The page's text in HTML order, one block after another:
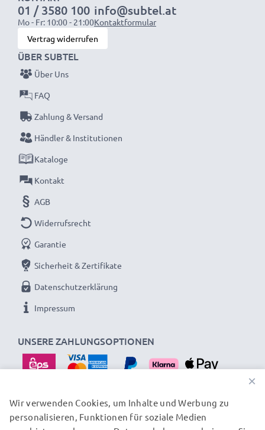
✔Zertifizierter Schutz– Kurzschluss-, Überhitzungs-
& Überspannungsschutz
Hochwertiger Stecker
bruchsicherem Kabel
AC-PW10AM Netzteil / Netzadapter
Marke:
Ausgangsspannung / Output Volt:
Ausgangsstrom / Output Ampere:
Stromkabel:
unserem subtel AC-Adapter. Jetzt bestellen –
schnelle Lieferung & 3 Jahre Garantie!
01 / 3580 100
Mo - Fr: 10:00 - 21:00
info@subtel.at
Kontaktformular
Vertrag widerrufen
UNSERE ZAHLUNGSOPTIONEN
ÜBER SUBTEL
Über Uns
FAQ
Zahlung & Versand
Händler & Institutionen
Kataloge
Kontakt
AGB
Widerrufsrecht
Garantie
Sicherheit & Zertifikate
Datenschutzerklärung
Impressum
UNSERE VERSANDPARTNER
×
Wir verwenden Cookies, um Inhalte und Werbung zu
personalisieren, Funktionen für soziale Medien